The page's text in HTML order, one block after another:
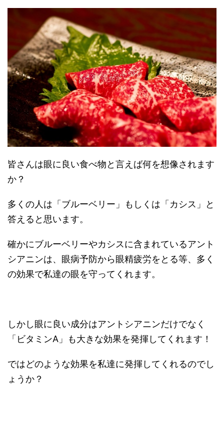
皆さんは眼に良い食べ物と言えば何を想像されます
か？
多くの人は「ブルーベリー」もしくは「カシス」と
答えると思います。
確かにブルーベリーやカシスに含まれているアント
シアニンは、眼病予防から眼精疲労をとる等、多く
の効果で私達の眼を守ってくれます。
しかし眼に良い成分はアントシアニンだけでなく
「ビタミンA」も大きな効果を発揮してくれます！
ではどのような効果を私達に発揮してくれるのでし
ょうか？